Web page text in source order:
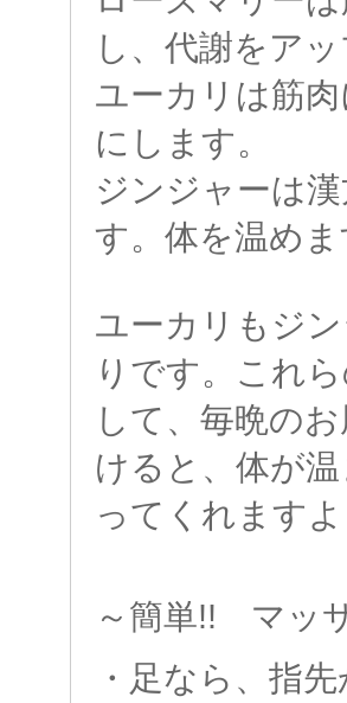
し、代謝をア
ユーカリは筋
にします。
ジンジャーは
す。体を温めま
ユーカリもジ
りです。これ
して、毎晩の
けると、体が
ってくれますよ
～簡単!! マッ
・足なら、指